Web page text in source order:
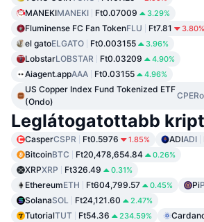
MANEKIMANEKI Ft0.07009 3.29%
Fluminense FC Fan TokenFLU Ft7.81 3.80%
el gatoELGATO Ft0.003155 3.96%
LobstarLOBSTAR Ft0.03209 4.90%
Aiagent.appAAA Ft0.03155 4.96%
US Copper Index Fund Tokenized ETF
(Ondo)
Leglátogatottabb
CasperCSPR Ft0.5976 1.85% ADIADI
BitcoinBTC Ft20,478,654.84 0.26%
XRPXRP Ft326.49 0.31%
EthereumETH Ft604,799.57 0.45% Pi
SolanaSOL Ft24,121.60 2.47%
TutorialTUT Ft54.36 234.59%